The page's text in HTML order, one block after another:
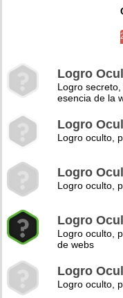
Logro
Logro
esencia de la
Logro
Logro oculto,
Logro
Logro oculto,
Logro
Logro oculto,
de webs
Logro
Logro oculto,